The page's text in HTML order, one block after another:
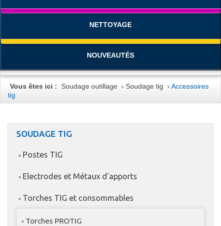
NETTOYAGE
NOUVEAUTÉS
Vous êtes ici : Soudage outillage ›Soudage tig ›Accessoires
tig
SOUDAGE TIG
Postes TIG
Electrodes et Métaux d'apports
Torches TIG et consommables
Torches PROTIG